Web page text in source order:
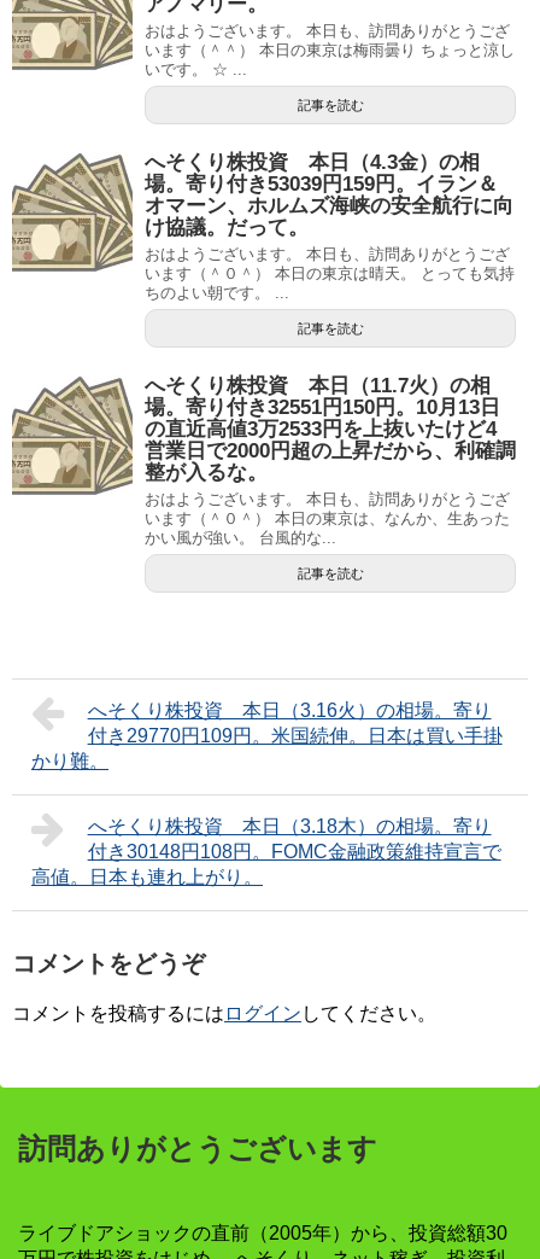
おはようございます。 本日も、訪問ありがとうござ
います（＾＾） 本日の東京は梅雨曇り ちょっと涼し
いです。 ☆ ...
記事を読む
へそくり株投資 本日（4.3金）の相
場。寄り付き53039円159円。イラン＆
オマーン、ホルムズ海峡の安全航行に向
け協議。だって。
おはようございます。 本日も、訪問ありがとうござ
います（＾０＾） 本日の東京は晴天。 とっても気持
ちのよい朝です。 ...
記事を読む
へそくり株投資 本日（11.7火）の相
場。寄り付き32551円150円。10月13日
の直近高値3万2533円を上抜いたけど4
営業日で2000円超の上昇だから、利確調
整が入るな。
おはようございます。 本日も、訪問ありがとうござ
います（＾０＾） 本日の東京は、なんか、生あった
かい風が強い。 台風的な...
記事を読む
へそくり株投資 本日（3.16火）の相場。寄り
付き29770円109円。米国続伸。日本は買い手掛
かり難。
へそくり株投資 本日（3.18木）の相場。寄り
付き30148円108円。FOMC金融政策維持宣言で
高値。日本も連れ上がり。
コメントをどうぞ
コメントを投稿するには ログイン してください。
訪問ありがとうございます
ライブドアショックの直前（2005年）から、投資総額30